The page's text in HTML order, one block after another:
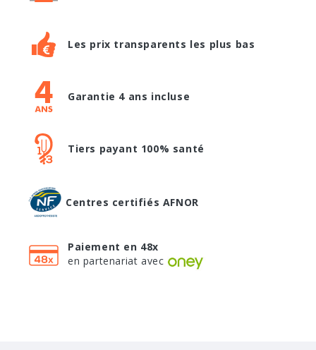
Les prix transparents les plus bas
Garantie 4 ans incluse
Tiers payant 100% santé
Centres certifiés AFNOR
Paiement en 48x
en partenariat avec